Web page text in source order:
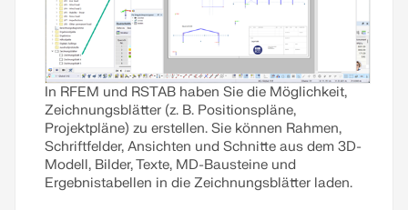
In RFEM und RSTAB haben Sie die Möglichkeit,
Zeichnungsblätter (z. B. Positionspläne,
Projektpläne) zu erstellen. Sie können Rahmen,
Schriftfelder, Ansichten und Schnitte aus dem 3D-
Modell, Bilder, Texte, MD-Bausteine und
Ergebnistabellen in die Zeichnungsblätter laden.